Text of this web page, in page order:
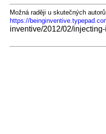
Možná raději u skutečných
https://
inventive/2012/02/